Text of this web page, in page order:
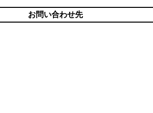
お問い合わせ先